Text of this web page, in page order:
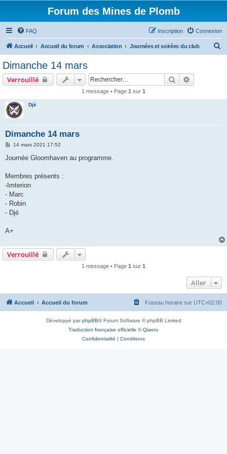
Forum des Mines de Plomb
FAQ Connexion
Inscription
Accueil Accueil du forum Association Journées et soirées du club
Dimanche 14 mars
Verrouillé Rechercher
1 message • Page 1 sur 1
Djé
Dimanche 14 mars
M
s
g
14 mars 2021 17:52
Journée Gloomhaven au programme.
Membres présents :
-Imterion
- Marc
- Robin
- Djé
A+
Verrouillé
1 message • Page 1 sur 1
Aller
Accueil Accueil du forum Fuseau horaire sur UTC+02:00
Développé parphpBB® Forum Software © phpBB Limited
Traduction française officielle ©Qiaeru
Confidentialité | Conditions